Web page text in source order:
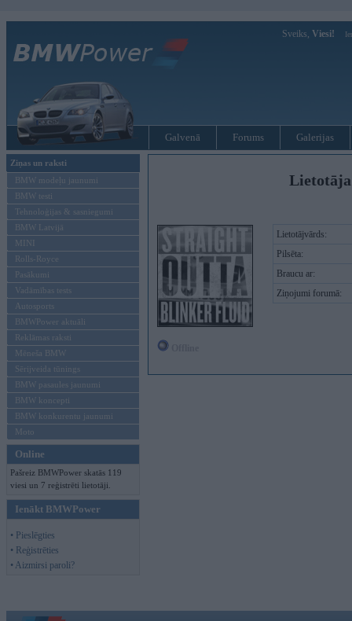
Sveiks, Viesi!
Galvenā Forums Galerijas
Ziņas un raksti
BMW modeļu jaunumi
BMW testi
Tehnoloģijas & sasniegumi
BMW Latvijā
MINI
Rolls-Royce
Pasākumi
Vadāmības tests
Autosports
BMWPower aktuāli
Reklāmas raksti
Mēneša BMW
Sērijveida tūnings
BMW pasaules jaunumi
BMW koncepti
BMW konkurentu jaunumi
Moto
Online
Pašreiz BMWPower skatās 119
viesi un 7 reģistrēti lietotāji.
Ienākt BMWPower
• Pieslēgties
• Reģistrēties
• Aizmirsi paroli?
Lietotājvārds:
Pilsēta:
Braucu ar:
Ziņojumi forumā: